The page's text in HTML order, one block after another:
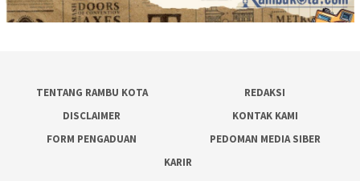
TENTANG RAMBU KOTA
REDAKSI
DISCLAIMER
KONTAK KAMI
FORM PENGADUAN
PEDOMAN MEDIA SIBER
KARIR